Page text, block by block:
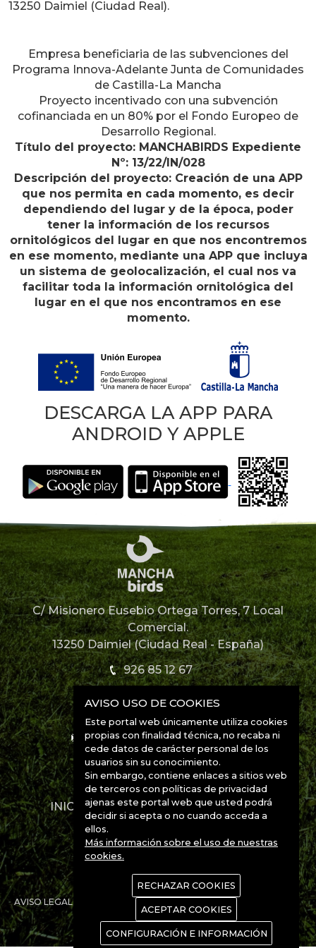
13250 Daimiel (Ciudad Real).
Empresa beneficiaria de las subvenciones del
Programa Innova-Adelante Junta de Comunidades
de Castilla-La Mancha
Proyecto incentivado con una subvención
cofinanciada en un 80% por el Fondo Europeo de
Desarrollo Regional.
Título del proyecto: MANCHABIRDS Expediente
Nº: 13/22/IN/028
Descripción del proyecto: Creación de una APP
que nos permita en cada momento, es decir
dependiendo del lugar y de la época, poder
tener la información de los recursos
ornitológicos del lugar en que nos encontremos
en ese momento, mediante una APP que incluya
un sistema de geolocalización, el cual nos va
facilitar toda la información ornitológica del
lugar en el que nos encontramos en ese
momento.
DESCARGA LA APP PARA
ANDROID Y APPLE
C/ Misionero Eusebio Ortega Torres, 7 Local
Comercial.
13250 Daimiel (Ciudad Real - España)
926 85 12 67
926 85 52 49
info@manchabirds.com
Ubicación
INICIO DESTINOS
ESPECIES
CONTACTO
AVISO LEGAL POLÍTICA DE PRIVACIDAD POLÍTICA DE COOKIES
www.Manchanet.es
AVISO USO DE COOKIES
Este portal web únicamente utiliza cookies
propias con finalidad técnica, no recaba ni
cede datos de carácter personal de los
usuarios sin su conocimiento.
Sin embargo, contiene enlaces a sitios web
de terceros con políticas de privacidad
ajenas este portal web que usted podrá
decidir si acepta o no cuando acceda a
ellos.
Más información sobre el uso de nuestras
cookies.
RECHAZAR COOKIES
ACEPTAR COOKIES
CONFIGURACIÓN E INFORMACIÓN